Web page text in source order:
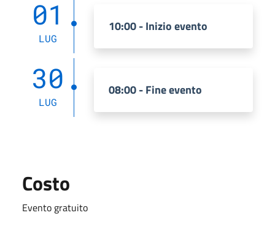
01
LUG
10:00 - Inizio evento
30
LUG
08:00 - Fine evento
Costo
Evento gratuito